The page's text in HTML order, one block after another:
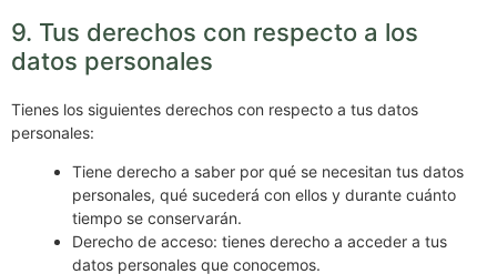
9. Tus derechos con respecto a los
datos personales
Tienes los siguientes derechos con respecto a tus datos
personales:
Tiene derecho a saber por qué se necesitan tus datos
personales, qué sucederá con ellos y durante cuánto
tiempo se conservarán.
Derecho de acceso: tienes derecho a acceder a tus
datos personales que conocemos.